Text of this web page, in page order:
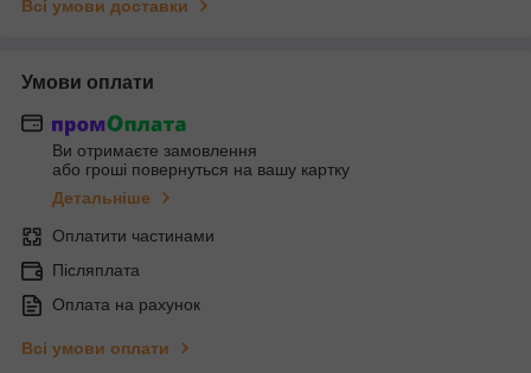
Всі умови доставки
Умови оплати
Ви отримаєте замовлення
або гроші повернуться на вашу картку
Детальніше
Оплатити частинами
Післяплата
Оплата на рахунок
Всі умови оплати